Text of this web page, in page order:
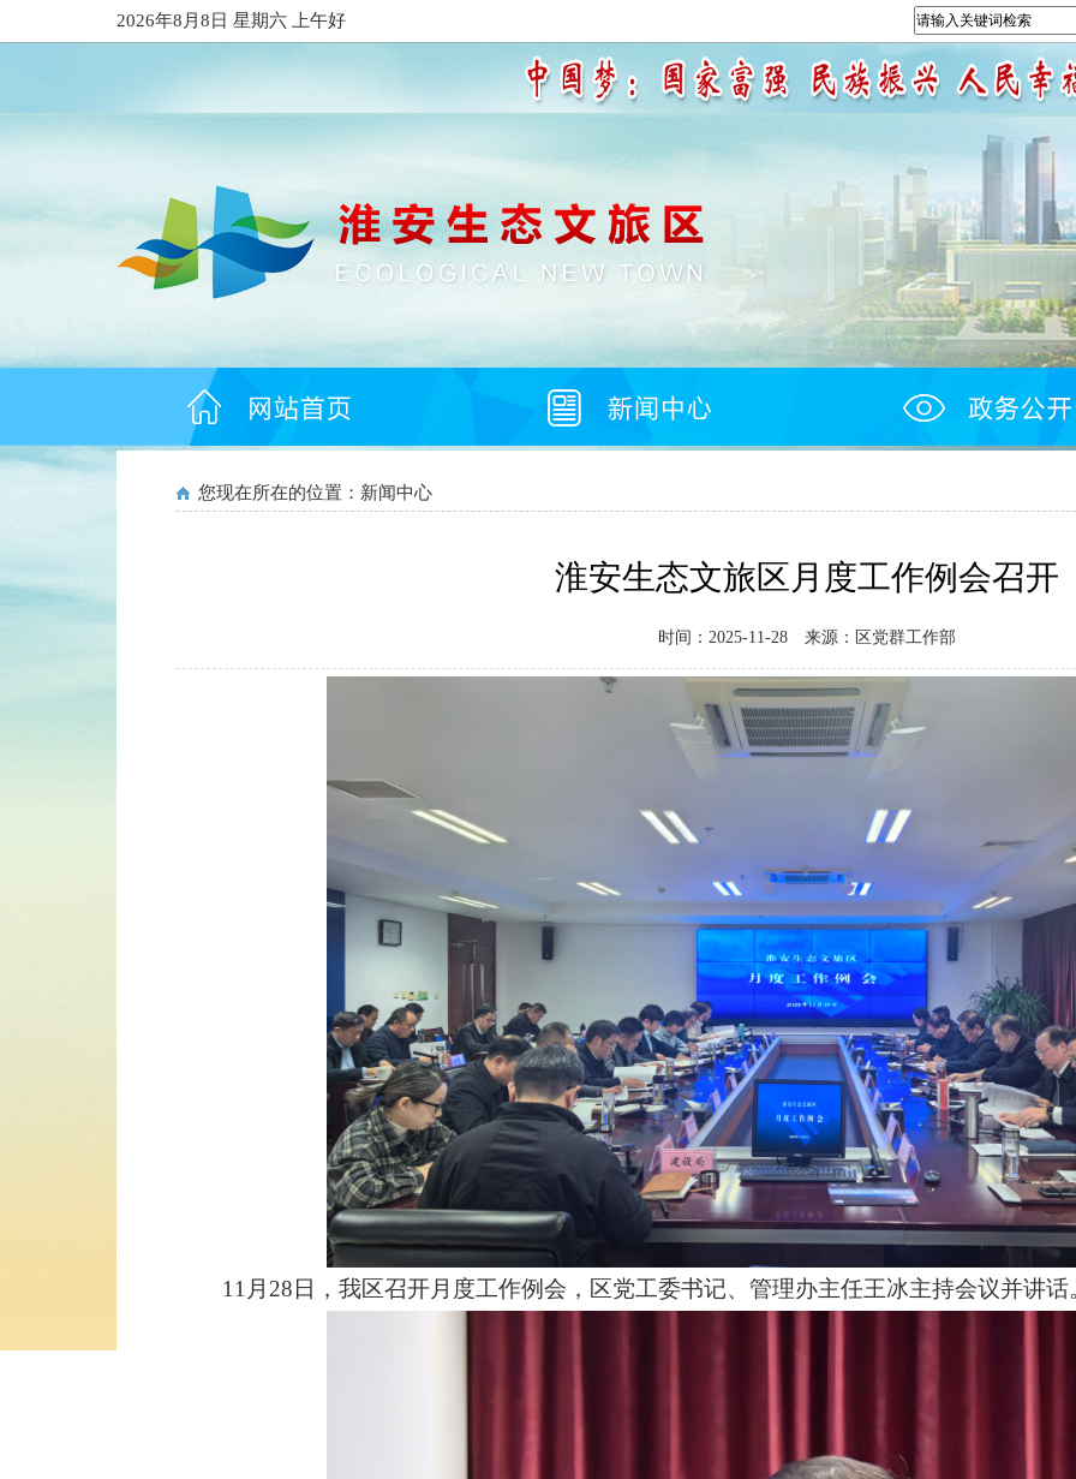
2026年8月8日 星期六 上午好
您现在所在的位置： 新闻中心
淮安生态文旅区月度工作例会召开
时间：2025-11-28 来源：区党群工作部
11月28日，我区召开月度工作例会，区党工委书记、管理办主任王冰主持会议并讲话